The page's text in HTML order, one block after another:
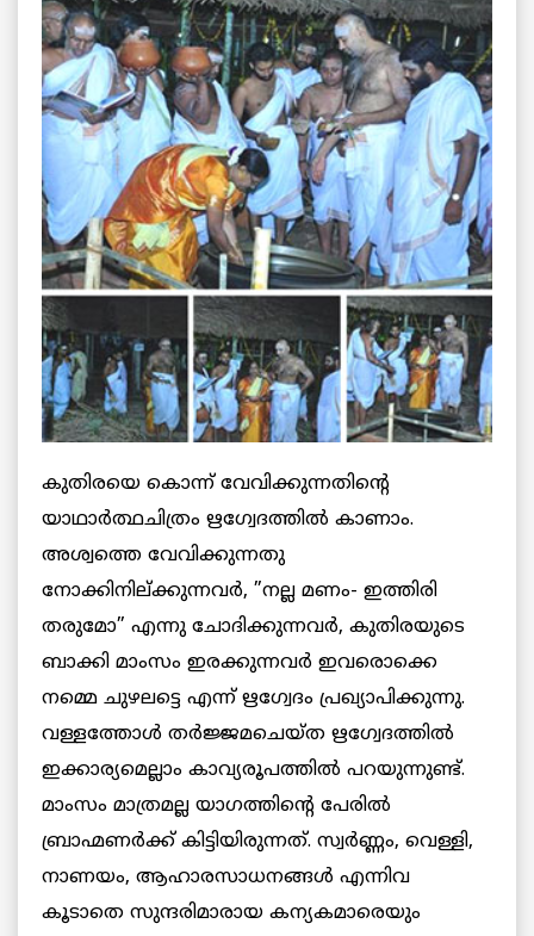
കുതിരയെ കൊന്ന് വേവിക്കുന്നതിന്റെ
യാഥാര്‍ത്ഥചിത്രം ഋഗ്വേദത്തില്‍ കാണാം.
അശ്വത്തെ വേവിക്കുന്നതു
നോക്കിനില്ക്കുന്നവര്‍, ”നല്ല മണം- ഇത്തിരി
തരുമോ” എന്നു ചോദിക്കുന്നവര്‍, കുതിരയുടെ
ബാക്കി മാംസം ഇരക്കുന്നവര്‍ ഇവരൊക്കെ
നമ്മെ ചുഴലട്ടെ എന്ന് ഋഗ്വേദം പ്രഖ്യാപിക്കുന്നു.
വള്ളത്തോള്‍ തര്‍ജ്ജമചെയ്ത ഋഗ്വേദത്തില്‍
ഇക്കാര്യമെല്ലാം കാവ്യരൂപത്തില്‍ പറയുന്നുണ്ട്.
മാംസം മാത്രമല്ല യാഗത്തിന്റെ പേരില്‍
ബ്രാഹ്മണര്‍ക്ക് കിട്ടിയിരുന്നത്. സ്വര്‍ണ്ണം, വെള്ളി,
നാണയം, ആഹാരസാധനങ്ങള്‍ എന്നിവ
കൂടാതെ സുന്ദരിമാരായ കന്യകമാരെയും